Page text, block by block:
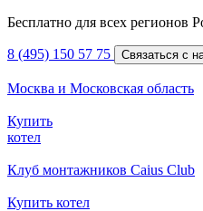
Бесплатно для всех регионов
8 (495) 150 57 75 Связаться с
Москва и Московская область
Купить
котел
Клуб монтажников Caius Club
Купить котел